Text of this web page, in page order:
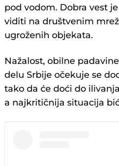
pod vodom. Dobra vest
viditi na društvenim
ugroženih objekata.
Nažalost, obilne
delu Srbije očekuje se
tako da će doći do
a najkritičnija situacija